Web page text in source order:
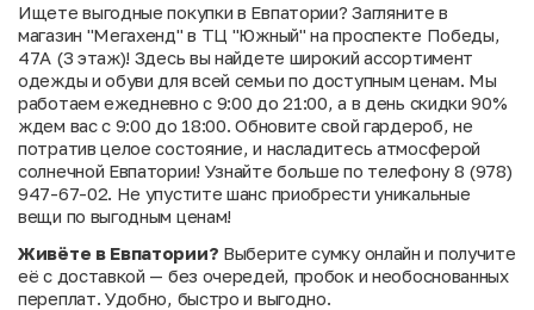
Ищете выгодные покупки в Евпатории? Загляните в
магазин "Мегахенд" в ТЦ "Южный" на проспекте Победы,
47А (3 этаж)! Здесь вы найдете широкий ассортимент
одежды и обуви для всей семьи по доступным ценам. Мы
работаем ежедневно с 9:00 до 21:00, а в день скидки 90%
ждем вас с 9:00 до 18:00. Обновите свой гардероб, не
потратив целое состояние, и насладитесь атмосферой
солнечной Евпатории! Узнайте больше по телефону 8 (978)
947-67-02. Не упустите шанс приобрести уникальные
вещи по выгодным ценам!
Живёте в Евпатории? Выберите сумку онлайн и получите
её с доставкой — без очередей, пробок и необоснованных
переплат. Удобно, быстро и выгодно.